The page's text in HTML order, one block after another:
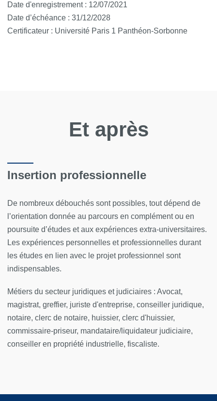
Date d'enregistrement : 12/07/2021
Date d’échéance : 31/12/2028
Certificateur : Université Paris 1 Panthéon-Sorbonne
Et après
Insertion professionnelle
De nombreux débouchés sont possibles, tout dépend de
l’orientation donnée au parcours en complément ou en
poursuite d’études et aux expériences extra-universitaires.
Les expériences personnelles et professionnelles durant
les études en lien avec le projet professionnel sont
indispensables.
Métiers du secteur juridiques et judiciaires : Avocat,
magistrat, greffier, juriste d'entreprise, conseiller juridique,
notaire, clerc de notaire, huissier, clerc d'huissier,
commissaire-priseur, mandataire/liquidateur judiciaire,
conseiller en propriété industrielle, fiscaliste.